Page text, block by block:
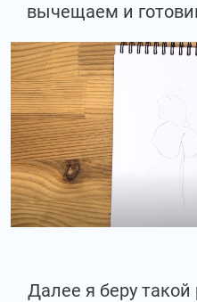
вычещаем и
Далее я беру